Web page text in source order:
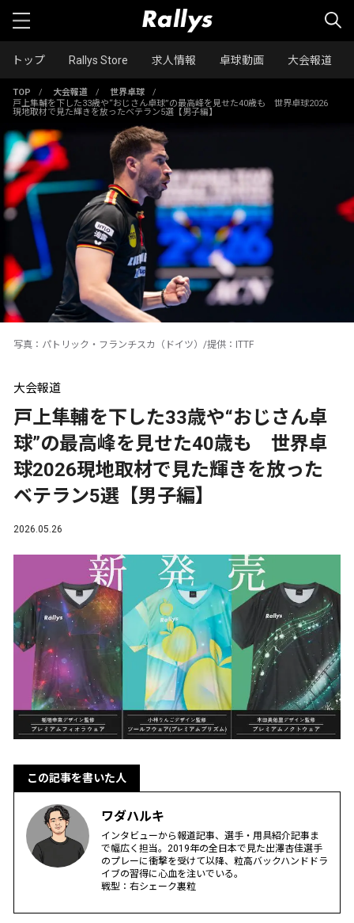
トップ Rallys Store 求人情報 卓球動画 大会報道
TOP / 大会報道 / 世界卓球
/
戸上隼輔を下した33歳や“おじさん卓球”の最高峰を見せた40歳も 世界卓球2026
現地取材で見た輝きを放ったベテラン5選【男子編】
写真：パトリック・フランチスカ（ドイツ）/提供：ITTF
大会報道
戸上隼輔を下した33歳や“おじさん卓
球”の最高峰を見せた40歳も 世界卓
球2026現地取材で見た輝きを放った
ベテラン5選【男子編】
2026.05.26
この記事を書いた人
ワダハルキ
インタビューから報道記事、選手・用具紹介記事ま
で幅広く担当。2019年の全日本で見た出澤杏佳選手
のプレーに衝撃を受けて以降、粒高バックハンドドラ
イブの習得に心血を注いでいる。
戦型：右シェーク裏粒